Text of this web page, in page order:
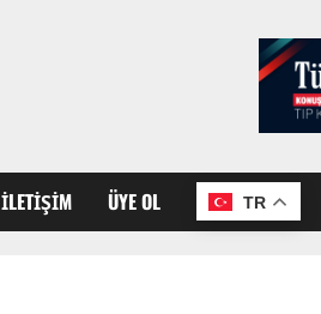
İLETIŞIM ÜYE OL TR